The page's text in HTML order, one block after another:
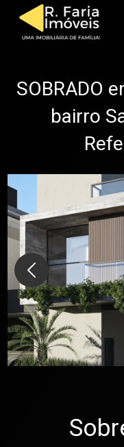
SOBRADO
bairro